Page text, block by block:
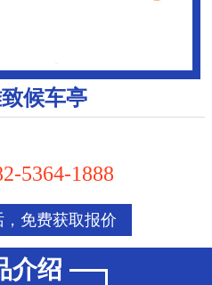
候车亭
5364-1888
免费获取报价
介绍